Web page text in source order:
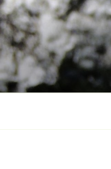
Zum
Inhalt
springen